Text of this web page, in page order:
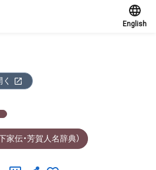
English
家伝・芳賀人名辞典）